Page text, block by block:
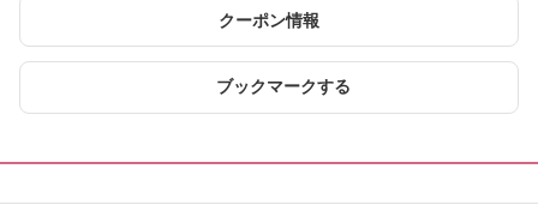
クーポン情報
ブックマークする